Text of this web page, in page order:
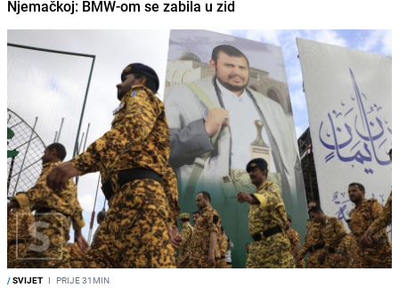
Njemačkoj: BMW-om se zabila u zid
/SVIJET I PRIJE 31MIN